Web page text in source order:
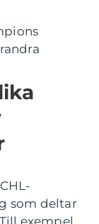
som deltar
exempel